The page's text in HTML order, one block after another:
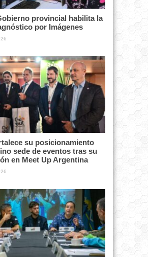
provincial habilita la
por Imágenes
su posicionamiento
sede de eventos tras su
en Meet Up Argentina